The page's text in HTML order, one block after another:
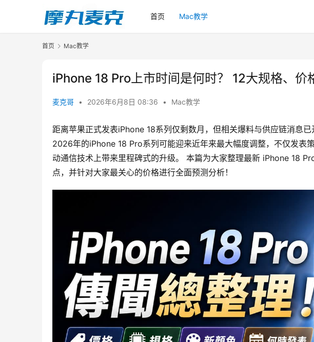
首页 Mac教学
首页 Mac教学
iPhone 18 Pro上市时间是何时？ 12大规格、价
麦克哥 • 2026年6月8日 08:36 • Mac教学
距离苹果正式发表iPhone 18系列仅剩数月，但相关爆料与供应链消息已
2026年的iPhone 18 Pro系列可能迎来近年来最大幅度调整，不仅发表
动通信技术上带来里程碑式的升级。 本篇为大家整理最新 iPhone 18
点，并针对大家最关心的价格进行全面预测分析！